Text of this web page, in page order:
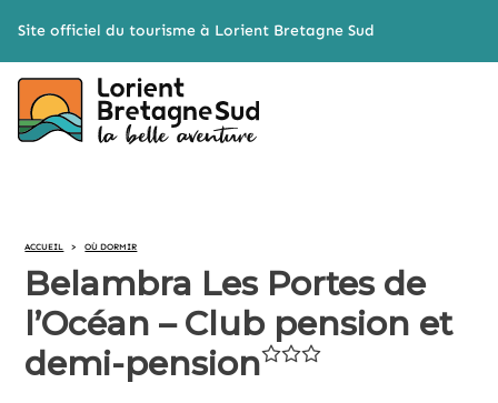
Site officiel du tourisme à Lorient Bretagne Sud
ACCUEIL > OÙ DORMIR
Belambra Les Portes de
l’Océan – Club pension et
demi-pension